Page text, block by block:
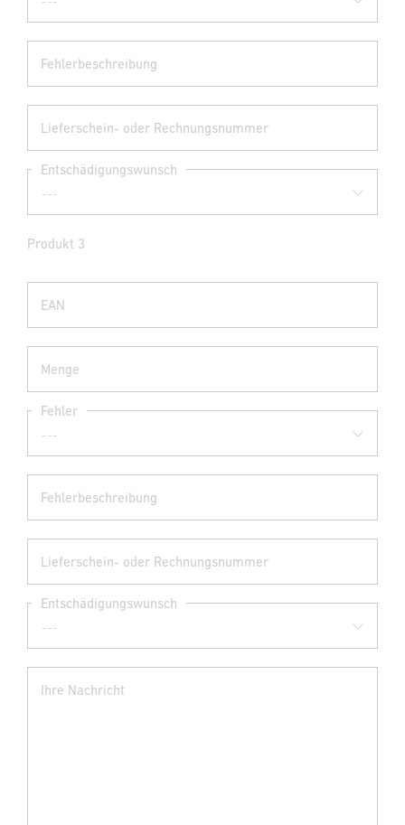
Fehlerbeschreibung
Lieferschein- oder Rechnungsnummer
Entschädigungswunsch
Produkt 3
EAN
Menge
Fehler
Fehlerbeschreibung
Lieferschein- oder Rechnungsnummer
Entschädigungswunsch
Ihre Nachricht